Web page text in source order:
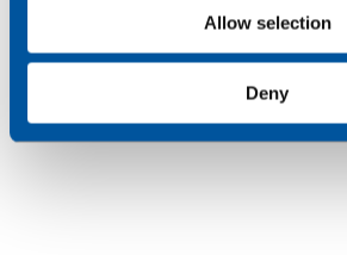
Allow selection
Deny